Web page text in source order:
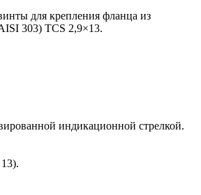
для крепления фланца из
303) TCS 2,9×13.
индикационной стрелкой.